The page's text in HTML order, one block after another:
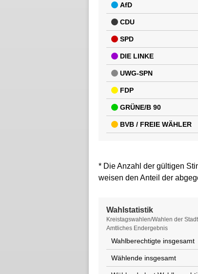
AfD
CDU
SPD
DIE LINKE
UWG-SPN
FDP
GRÜNE/B 90
BVB / FREIE WÄHLER
* Die Anzahl der gültigen
weisen den Anteil der
Wahlstatistik
Wahlstatistik
Kreistagswahlen/Wahlen der
Amtliches Endergebnis
Wahlberechtigte insgesamt
Wählende insgesamt